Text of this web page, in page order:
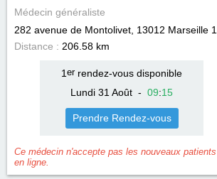
Médecin généraliste
282 avenue de Montolivet, 13012 Marseille
Distance : 206.58 km
1 errendez-vous disponible
Lundi 31 Août - 09:15
Prendre Rendez-vous
Ce médecin n'accepte pas les nouveaux
en ligne.